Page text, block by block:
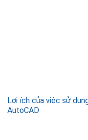
Lợi ích của việc sử
AutoCAD